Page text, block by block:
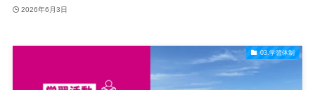
2026年6月3日
03.学習体制